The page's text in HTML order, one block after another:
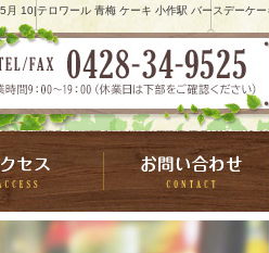
月 10|テロワール 青梅 ケーキ 小作駅 バースデーケー